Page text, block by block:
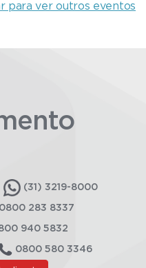
para ver outros eventos
(31) 3219-8000
0800 283 8337
940 5832
0800 580 3346